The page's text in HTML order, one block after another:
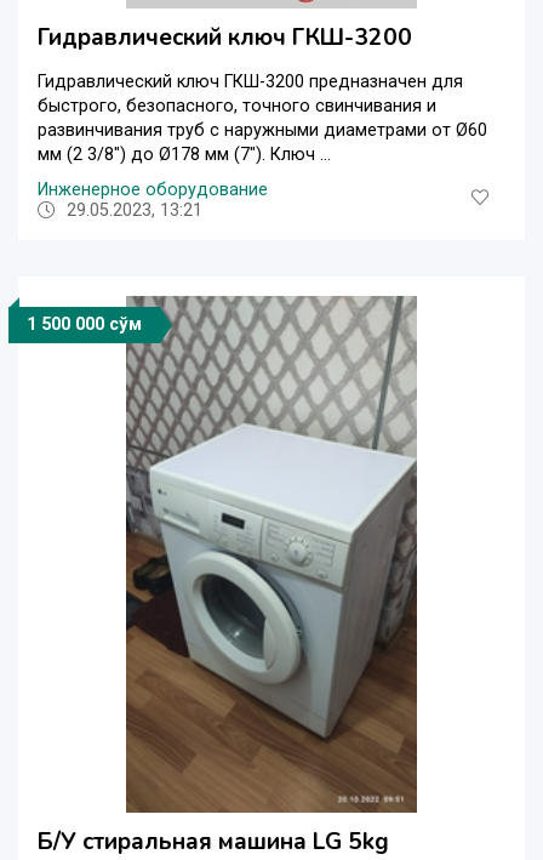
Гидравлический ключ ГКШ-3200
Гидравлический ключ ГКШ-3200 предназначен для
быстрого, безопасного, точного свинчивания и
развинчивания труб с наружными диаметрами от Ø60
мм (2 3/8") до Ø178 мм (7"). Ключ ...
Инженерное оборудование
29.05.2023, 13:21
1 500 000 сўм
Б/У стиральная машина LG 5kg